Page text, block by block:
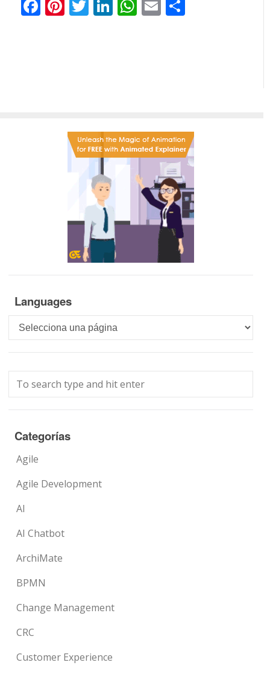
Facebook
Pinterest
Twitter
LinkedIn
WhatsApp
Email
Languages
Languages
Categorías
Agile
Agile Development
AI
AI Chatbot
ArchiMate
BPMN
Change Management
CRC
Customer Experience